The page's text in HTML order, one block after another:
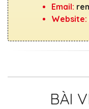
Email:
BÀI